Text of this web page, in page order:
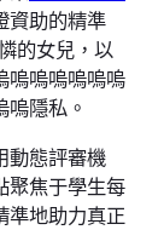
資助的精準
的女兒，以
嗚嗚嗚嗚嗚嗚
隱私。
動態評審機
聚焦于學生每
準地助力真正